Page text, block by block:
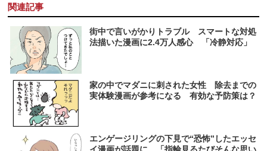
関連記事
街中で言いがかりトラブル スマートな対処
法描いた漫画に2.4万人感心 「冷静対応」
家の中でマダニに刺された女性 除去までの
実体験漫画が参考になる 有効な予防策は？
エンゲージリングの下見で“恐怖”したエッセ